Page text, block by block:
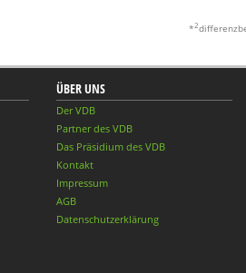
*2
ÜBER UNS
Der VDB
Partner des VDB
Das Präsidium des VDB
Kontakt
Impressum
AGB
Datenschutzerklärung